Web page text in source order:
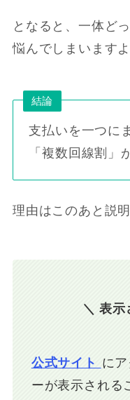
となると、一体ど
悩んでしまいますよ
結論
支払いを一つに
「複数回線割」
理由はこのあと説
＼ 表示
公式サイト に
ーが表示される